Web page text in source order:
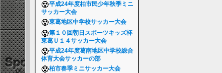
平成24年度柏市民少年秋季ミニ
サッカー大会
東葛地区中学校サッカー大会
第１０回朝日スポーツキッズ杯
東葛Ｕ１４サッカー大会
平成24年度葛南地区中学校総合
体育大会サッカーの部
柏市春季ミニサッカー大会